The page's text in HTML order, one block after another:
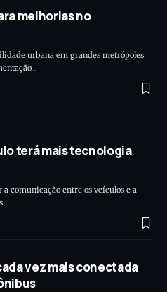
melhorias no
urbana em grandes metrópoles
terá mais tecnologia
comunicação entre os veículos e a
vez mais conectada